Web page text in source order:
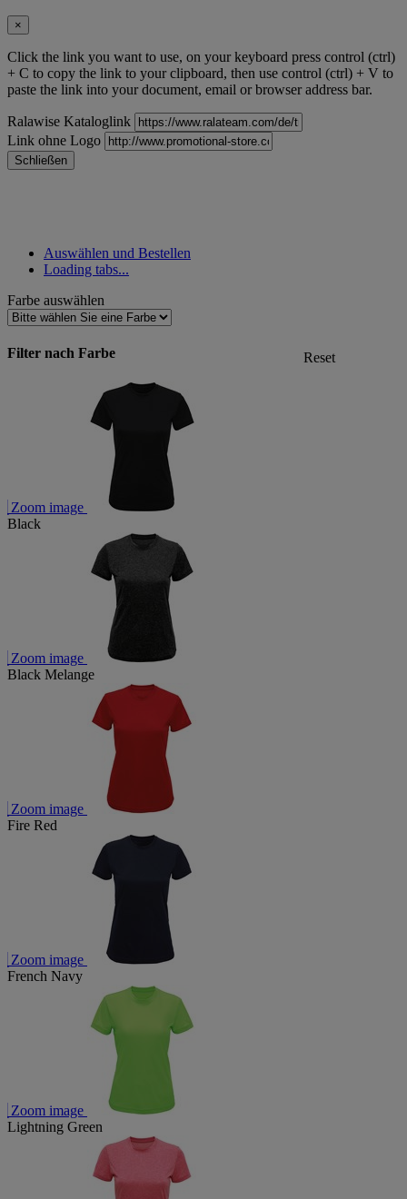
×
Click the link you want to use, on your keyboard press control (ctrl)
+ C to copy the link to your clipboard, then use control (ctrl) + V to
paste the link into your document, email or browser address bar.
Ralawise Kataloglink
Link ohne Logo
Schließen
Auswählen und Bestellen
Loading tabs...
Farbe auswählen
Filter nach Farbe Reset
Zoom image
Black
Zoom image
Black Melange
Zoom image
Fire Red
Zoom image
French Navy
Zoom image
Lightning Green